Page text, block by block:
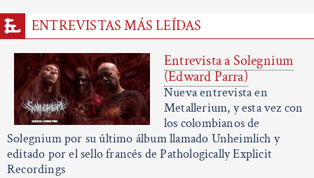
ENTREVISTAS MÁS LEÍDAS
Entrevista a Solegnium
(Edward Parra)
Nueva entrevista en
Metallerium, y esta vez con
los colombianos de
Solegnium por su último álbum llamado Unheimlich y
editado por el sello francés de Pathologically Explicit
Recordings